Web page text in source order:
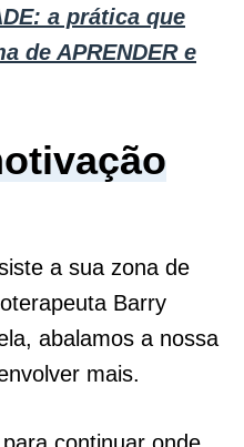
a prática que
de APRENDER e
a sua zona de
Barry
abalamos a nossa
mais.